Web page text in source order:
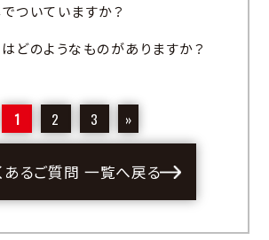
ついていますか？
どのようなものがありますか？
1 2 3 »
あるご質問 一覧へ戻る